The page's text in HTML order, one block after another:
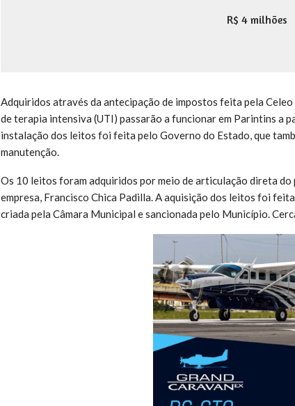
R$ 4 milhões
Adquiridos através da antecipação de impostos feita pela
de terapia intensiva (UTI) passarão a funcionar em Parintins a
instalação dos leitos foi feita pelo Governo do Estado, que
manutenção.
Os 10 leitos foram adquiridos por meio de articulação direta
empresa, Francisco Chica Padilla. A aquisição dos leitos foi
criada pela Câmara Municipal e sancionada pelo Município.